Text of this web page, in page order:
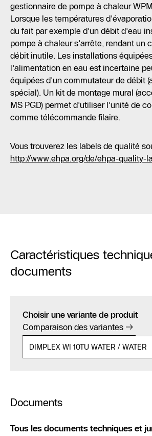
gestionnaire de pompe à chaleur
Lorsque les températures
du fait par exemple d'un débit d'eau
pompe à chaleur s'arrête, rendant un
débit inutile. Les installations
l'alimentation en eau est incertaine
équipées d'un commutateur de débit
spécial). Un kit de montage mural
MS PGD) permet d'utiliser l'unité de
comme télécommande filaire.
Vous trouverez les labels de qualité
http://www.ehpa.org/de/ehpa-quality-
Caractéristiques
documents
Choisir une variante de produit
Comparaison des variantes
Documents
Tous les documents techniques et